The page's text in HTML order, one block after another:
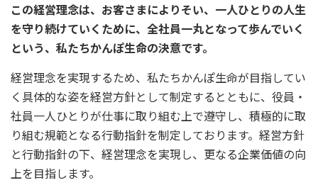
入院保険金・手術保険金のご請求
お手続き一覧
きっかけ・できごとから探す
養老保険
定期保険
学資保険
長寿支援保険
お見積りシミュレーション
【まずはご相談ください】企業経営でお悩みの方はこ
ちら
法人のお客さま向け商品一覧
目的から探す
お役立ち情報
かんぽ生命の団体取扱い
法人向け資料請求
お役立ち情報
かんぽのLifeサポートナビ
かんぽ生命について
よくあるご質問
お問い合わせ
この経営理念は、お客さまによりそい、一人ひとりの人生
を守り続けていくために、全社員一丸となって歩んでいく
という、私たちかんぽ生命の決意です。
経営理念を実現するため、私たちかんぽ生命が目指してい
く具体的な姿を経営方針として制定するとともに、役員・
社員一人ひとりが仕事に取り組む上で遵守し、積極的に取
り組む規範となる行動指針を制定しております。経営方針
と行動指針の下、経営理念を実現し、更なる企業価値の向
上を目指します。